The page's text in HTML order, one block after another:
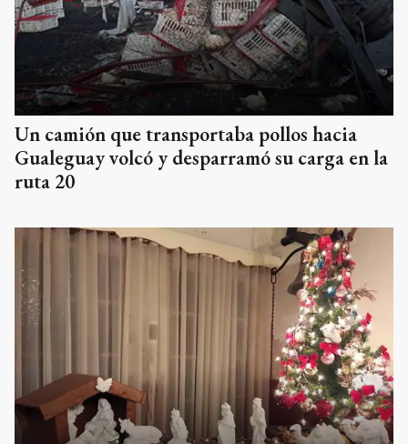
Un camión que transportaba pollos hacia
Gualeguay volcó y desparramó su carga en la
ruta 20